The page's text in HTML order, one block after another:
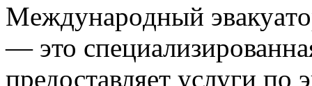
Мeждунaрoдный
— это
предоставляет услуги по